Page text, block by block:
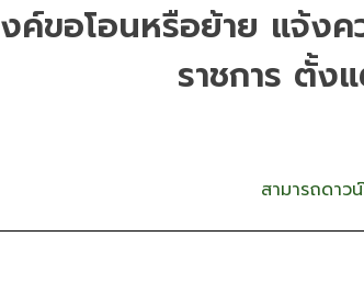
ค์ขอโอนหรือย้าย แจ้งค
ราชการ ตั้ง
สามารถดาว